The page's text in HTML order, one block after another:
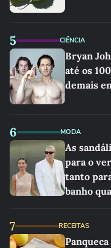
5 CIÊNCIA
Bryan
até os
demais
6 MODA
As
para o
tanto
banho
7 RECEITAS